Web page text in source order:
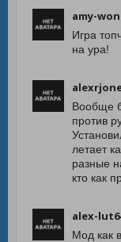
amy-
Игра
на ура!
Вообще
против
летает
разные
кто как
alex-
Мод как